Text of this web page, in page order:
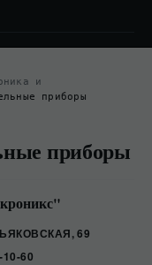
и
приборы
приборы
69
60